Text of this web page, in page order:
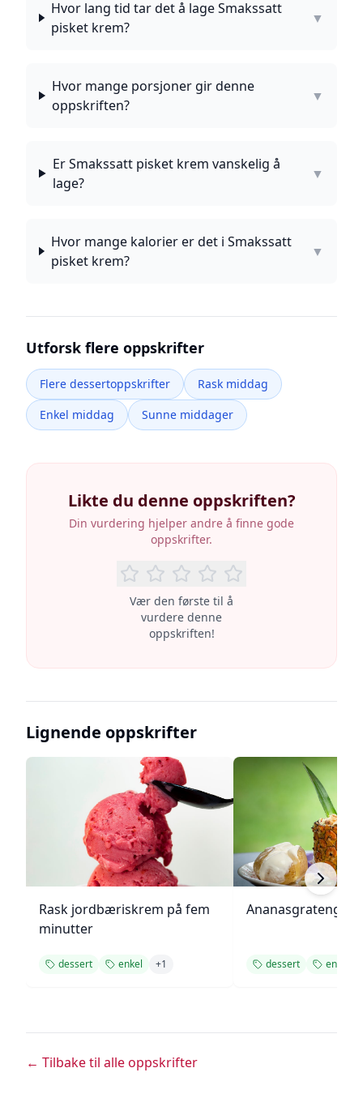
Hvor lang tid tar det å lage Smakssatt
pisket krem?
▼
Hvor mange porsjoner gir denne
oppskriften?
▼
Er Smakssatt pisket krem vanskelig å
lage?
▼
Hvor mange kalorier er det i Smakssatt
pisket krem?
▼
Utforsk flere oppskrifter
Flere dessertoppskrifter
Rask middag
Enkel middag
Sunne middager
Likte du denne oppskriften?
Din vurdering hjelper andre å finne gode
oppskrifter.
Vær den første til å
vurdere denne
oppskriften!
Lignende oppskrifter
Rask jordbæriskrem på fem
minutter
dessert enkel +1
Ananasgrateng
dessert enkel
← Tilbake til alle oppskrifter